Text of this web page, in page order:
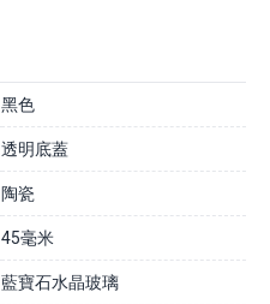
黑色
透明底蓋
陶瓷
45毫米
藍寶石水晶玻璃